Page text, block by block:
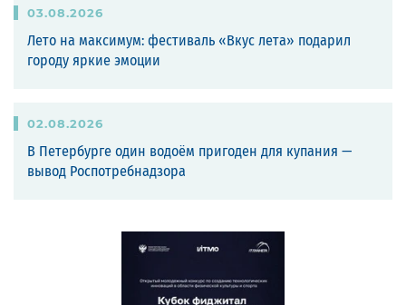
03.08.2026
Лето на максимум: фестиваль «Вкус лета» подарил
городу яркие эмоции
02.08.2026
В Петербурге один водоём пригоден для купания —
вывод Роспотребнадзора